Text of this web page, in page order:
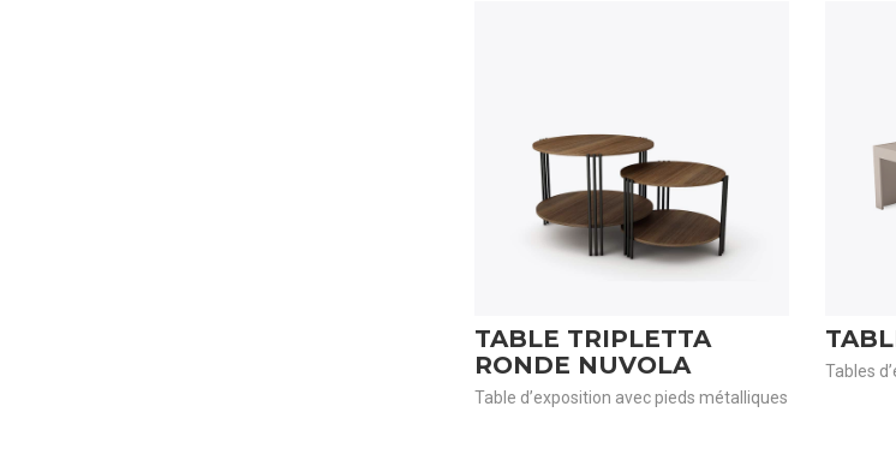
TABLE TRIPLETTA
RONDE NUVOLA
Table d’exposition avec pieds métalliques
Tables